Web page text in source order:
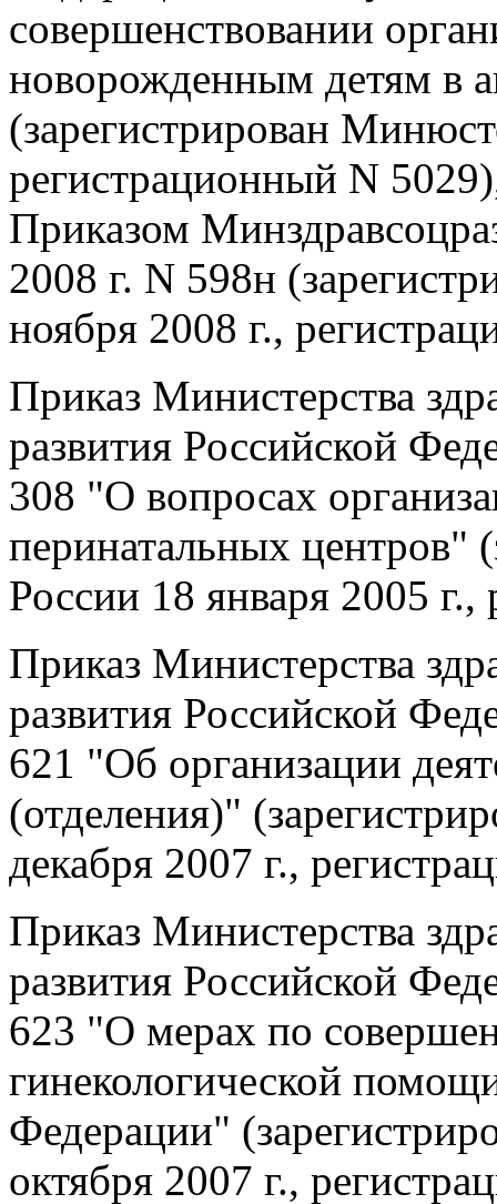
совершенствовании
новорожденным детям в
(зарегистрирован
регистрационный N
Приказом
2008 г. N 598н
ноября 2008 г.,
Приказ Министерства
развития Российской
308 "О вопросах
перинатальных центров"
России 18 января 2005
Приказ Министерства
развития Российской
621 "Об организации
(отделения)"
декабря 2007 г.,
Приказ Министерства
развития Российской
623 "О мерах по
гинекологической
Федерации"
октября 2007 г.,